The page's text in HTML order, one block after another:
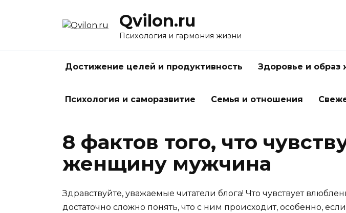
Qvilon.ru
Психология и гармония жизни
Достижение целей и продуктивность Здоровье и образ
Психология и саморазвитие Семья и отношения
8 фактов того, что
женщину мужчина
Здравствуйте, уважаемые читатели блога! Что чувствует
достаточно сложно понять, что с ним происходит, особенно,